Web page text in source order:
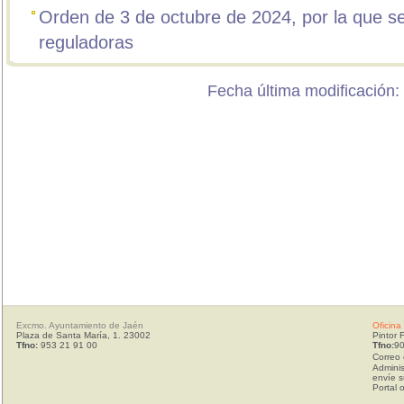
Orden de 3 de octubre de 2024, por la que
reguladoras
Fecha última
Excmo. Ayuntamiento de Jaén
Plaza de Santa María, 1. 23002
Tfno: 953 21 91 00
Oficina
Pintor
Tfno:
Correo
envíe
Portal